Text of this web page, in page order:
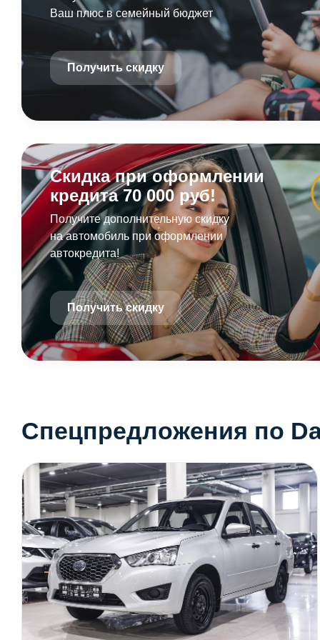
Ваш плюс в семейный бюджет
Получить скидку
Скидка при оформлении
кредита 70 000 руб!
Получите дополнительную скидку
на автомобиль при оформлении
автокредита!
Получить скидку
Спецпредложения по